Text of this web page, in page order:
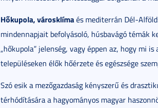
Hőkupola, városklímaés mediterrán Dél-
mindennapjait befolyásoló, húsbavágó témák
„hőkupola” jelenség, vagy éppen az, hogy mi
településeken élők hőérzete és egészsége
Szó esik a mezőgazdaság kényszerű és
térhódítására a hagyományos magyar